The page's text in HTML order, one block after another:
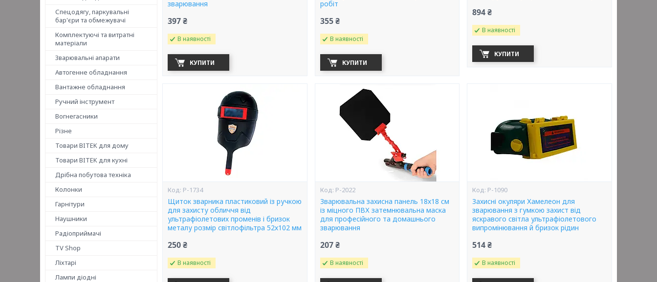
Спецодягу, паркувальні
бар'єри та обмежувачі
Комплектуючі та витратні
матеріали
Зварювальні апарати
Автогенне обладнання
Вантажне обладнання
Ручний інструмент
Вогнегасники
Різне
Товари BITEK для дому
Товари BITEK для кухні
Дрібна побутова техніка
Колонки
Гарнітури
Наушники
Радіоприймачі
TV Shop
Ліхтарі
Лампи діодні
зварювання
397 ₴
В наявності
КУПИТИ
робіт
355 ₴
В наявності
КУПИТИ
894 ₴
В наявності
КУПИТИ
P-1734
Щиток зварника пластиковий із ручкою
для захисту обличчя від
ультрафіолетових променів і бризок
металу розмір світлофільтра 52х102 мм
250 ₴
В наявності
Р-2022
Зварювальна захисна панель 18х18 см
із міцного ПВХ затемнювальна маска
для професійного та домашнього
зварювання
207 ₴
В наявності
P-1090
Захисні окуляри Хамелеон для
зварювання з гумкою захист від
яскравого світла ультрафіолетового
випромінювання й бризок рідин
514 ₴
В наявності